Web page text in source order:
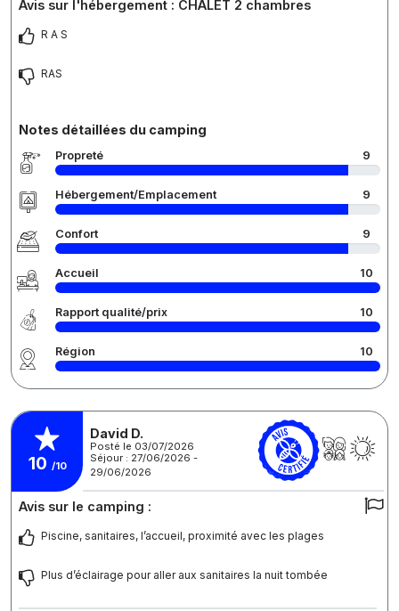
Avis sur l'hébergement : CHALET 2 chambres
R A S
RAS
Notes détaillées du camping
Propreté 9
Hébergement/Emplacement 9
Confort 9
Accueil 10
Rapport qualité/prix 10
Région 10
10 /10
David D.
Posté le 03/07/2026
Séjour : 27/06/2026 -
29/06/2026
Avis sur le camping :
Piscine, sanitaires, l’accueil, proximité avec les plages
Plus d’éclairage pour aller aux sanitaires la nuit tombée